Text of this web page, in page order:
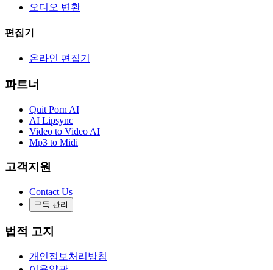
오디오 변환
편집기
온라인 편집기
파트너
Quit Porn AI
AI Lipsync
Video to Video AI
Mp3 to Midi
고객지원
Contact Us
구독 관리
법적 고지
개인정보처리방침